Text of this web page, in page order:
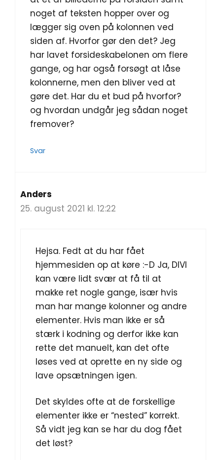
noget af teksten hopper over og
lægger sig oven på kolonnen ved
siden af. Hvorfor gør den det? Jeg
har lavet forsideskabelonen om flere
gange, og har også forsøgt at låse
kolonnerne, men den bliver ved at
gøre det. Har du et bud på hvorfor?
og hvordan undgår jeg sådan noget
fremover?
Svar
Anders
25. august 2021 kl. 12:22
Hejsa. Fedt at du har fået
hjemmesiden op at køre :-D Ja, DIVI
kan være lidt svær at få til at
makke ret nogle gange, især hvis
man har mange kolonner og andre
elementer. Hvis man ikke er så
stærk i kodning og derfor ikke kan
rette det manuelt, kan det ofte
løses ved at oprette en ny side og
lave opsætningen igen.
Det skyldes ofte at de forskellige
elementer ikke er “nested” korrekt.
Så vidt jeg kan se har du dog fået
det løst?